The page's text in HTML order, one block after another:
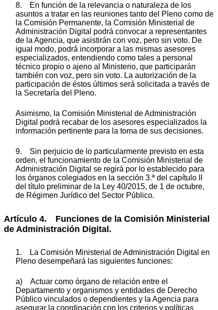
8. En función de la relevancia o naturaleza de los
asuntos a tratar en las reuniones tanto del Pleno como de
la Comisión Permanente, la Comisión Ministerial de
Administración Digital podrá convocar a representantes
de la Agencia, que asistirán con voz, pero sin voto. De
igual modo, podrá incorporar a las mismas asesores
especializados, entendiendo como tales a personal
técnico propio o ajeno al Ministerio, que participarán
también con voz, pero sin voto. La autorización de la
participación de éstos últimos será solicitada a través de
la Secretaría del Pleno.
Asimismo, la Comisión Ministerial de Administración
Digital podrá recabar de los asesores especializados la
información pertinente para la toma de sus decisiones.
9. Sin perjuicio de lo particularmente previsto en esta
orden, el funcionamiento de la Comisión Ministerial de
Administración Digital se regirá por lo establecido para
los órganos colegiados en la sección 3.ª del capítulo II
del título preliminar de la Ley 40/2015, de 1 de octubre,
de Régimen Jurídico del Sector Público.
Artículo 4. Funciones de la Comisión Ministerial
de Administración Digital.
1. La Comisión Ministerial de Administración Digital en
Pleno desempeñará las siguientes funciones:
a) Actuar como órgano de relación entre el
Departamento y organismos y entidades de Derecho
Público vinculados o dependientes y la Agencia para
asegurar la coordinación con los criterios y políticas